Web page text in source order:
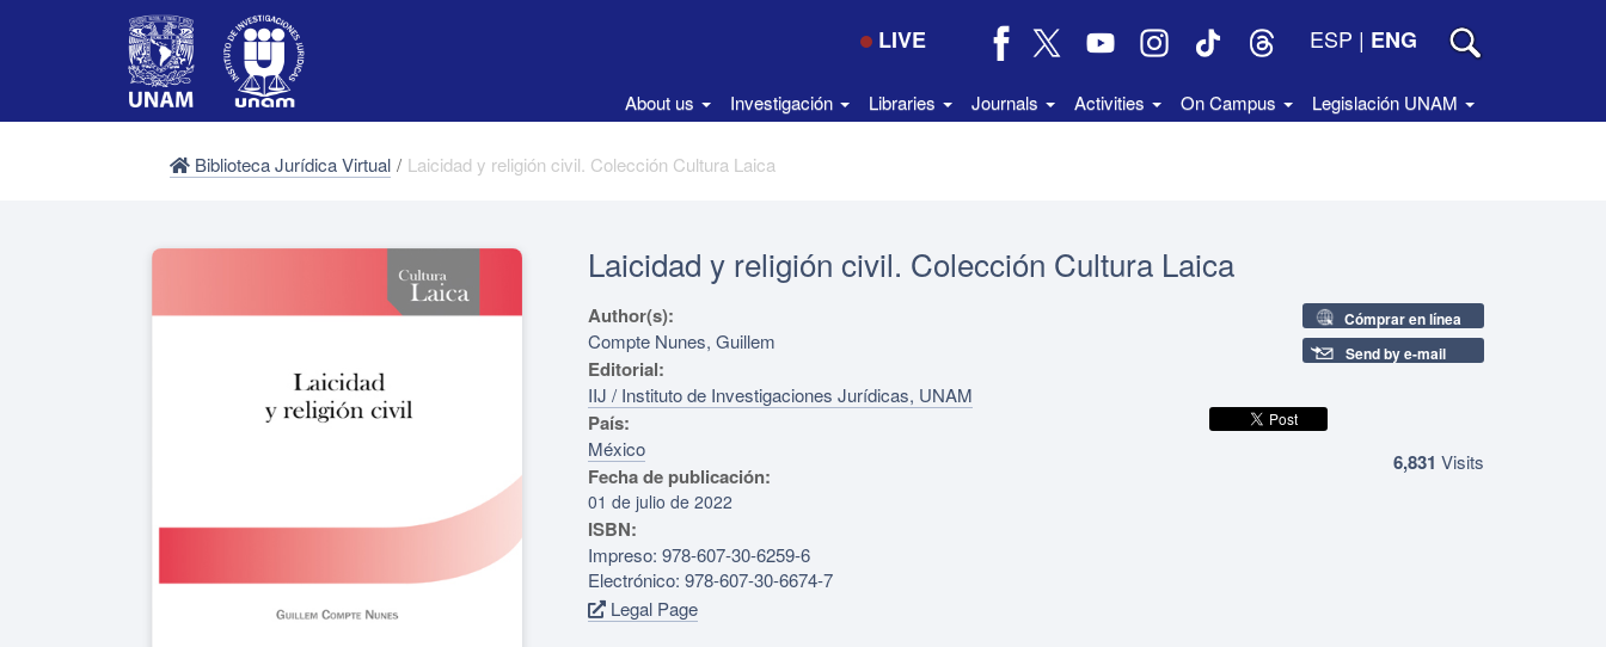
LIVE ESP | ENG
About us Investigación Libraries Journals Activities On Campus Legislación UNAM
Biblioteca Jurídica Virtual / Laicidad y religión civil. Colección Cultura Laica
Laicidad y religión civil. Colección Cultura Laica
Author(s):
Compte Nunes, Guillem
Editorial:
IIJ / Instituto de Investigaciones Jurídicas, UNAM
País:
México
Fecha de publicación:
01 de julio de 2022
ISBN:
Impreso: 978-607-30-6259-6
Electrónico: 978-607-30-6674-7
Legal Page
Cómprar en línea
Send by e-mail
6,831 Visits